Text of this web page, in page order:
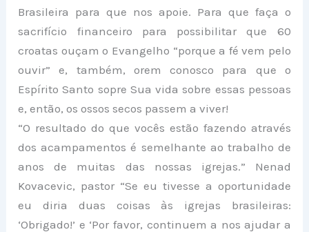
Brasileira para que nos apoie. Para que faça o
sacrifício financeiro para possibilitar que 60
croatas ouçam o Evangelho “porque a fé vem pelo
ouvir”e, também, orem conosco para que o
Espírito Santo sopre Sua vida sobre essas pessoas
e, então,os ossos secos passem a viver!
“O resultado do que vocês estão fazendo através
dos acampamentos é semelhante ao trabalho de
anos de muitas das nossas igrejas.” Nenad
Kovacevic, pastor “Se eu tivesse a oportunidade
eu diria duas coisas às igrejas brasileiras:
‘Obrigado!’ e ‘Por favor, continuem a nos ajudar a